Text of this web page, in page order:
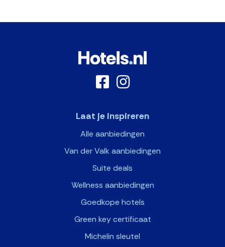
Laat je inspireren
Alle aanbiedingen
Van der Valk aanbiedingen
Suite deals
Wellness aanbiedingen
Goedkope hotels
Green key certificaat
Michelin sleutel